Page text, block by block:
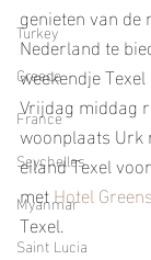
Turkey
Greece
France
Seychelles
Myanmar
Saint Lucia
genieten van
Nederland te
weekendje
Vrijdag middag
woonplaats
eiland Texel
met Hotel
Texel.